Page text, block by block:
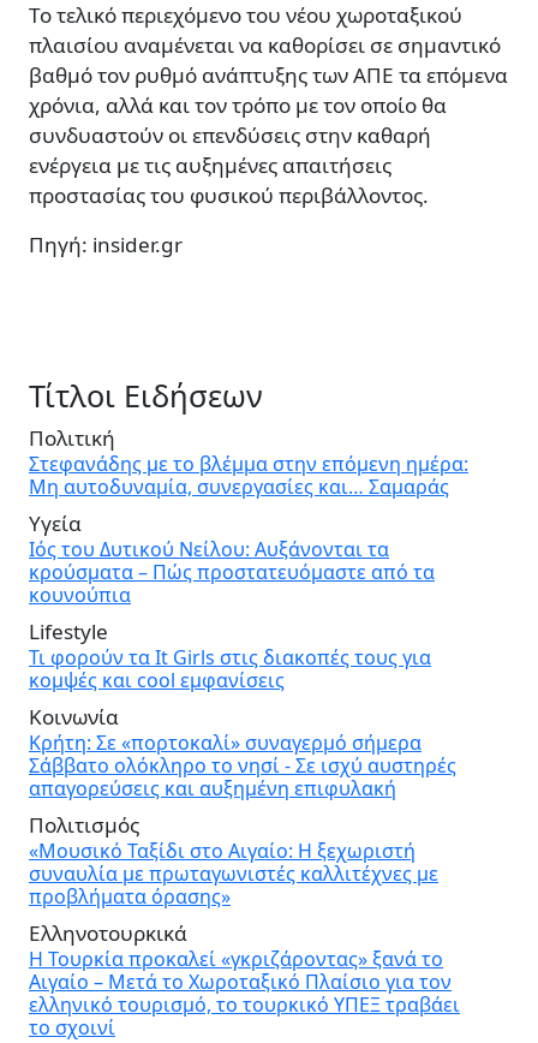
Το τελικό περιεχόμενο του νέου χωροταξικού
πλαισίου αναμένεται να καθορίσει σε σημαντικό
βαθμό τον ρυθμό ανάπτυξης των ΑΠΕ τα επόμενα
χρόνια, αλλά και τον τρόπο με τον οποίο θα
συνδυαστούν οι επενδύσεις στην καθαρή
ενέργεια με τις αυξημένες απαιτήσεις
προστασίας του φυσικού περιβάλλοντος.
Πηγή: insider.gr
Τίτλοι Ειδήσεων
Πολιτική
Στεφανάδης με το βλέμμα στην επόμενη ημέρα:
Μη αυτοδυναμία, συνεργασίες και… Σαμαράς
Υγεία
Ιός του Δυτικού Νείλου: Αυξάνονται τα
κρούσματα – Πώς προστατευόμαστε από τα
κουνούπια
Lifestyle
Τι φορούν τα It Girls στις διακοπές τους για
κομψές και cool εμφανίσεις
Κοινωνία
Κρήτη: Σε «πορτοκαλί» συναγερμό σήμερα
Σάββατο ολόκληρο το νησί - Σε ισχύ αυστηρές
απαγορεύσεις και αυξημένη επιφυλακή
Πολιτισμός
«Μουσικό Ταξίδι στο Αιγαίο: Η ξεχωριστή
συναυλία με πρωταγωνιστές καλλιτέχνες με
προβλήματα όρασης»
Ελληνοτουρκικά
Η Τουρκία προκαλεί «γκριζάροντας» ξανά το
Αιγαίο – Μετά το Χωροταξικό Πλαίσιο για τον
ελληνικό τουρισμό, το τουρκικό ΥΠΕΞ τραβάει
το σχοινί